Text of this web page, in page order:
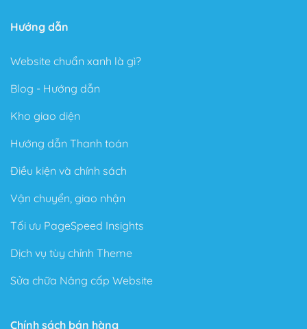
Hướng dẫn
Website chuẩn xanh là gì?
Blog - Hướng dẫn
Kho giao diện
Hướng dẫn Thanh toán
Điều kiện và chính sách
Vận chuyển, giao nhận
Tối ưu PageSpeed Insights
Dịch vụ tùy chỉnh Theme
Sửa chữa Nâng cấp Website
Chính sách bán hàng